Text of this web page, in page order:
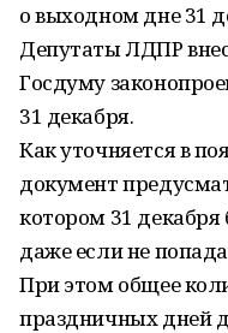
о выходном дне 31
Депутаты ЛДПР
Госдуму
31 декабря.
Как уточняется в
документ
котором 31
даже если не
При этом общее
праздничных дней